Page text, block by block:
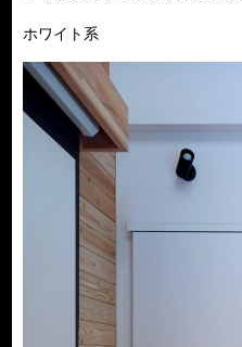
ホワイト系